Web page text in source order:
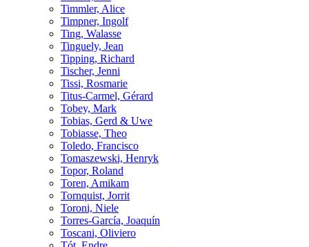
Timmler, Alice
Timpner, Ingolf
Ting, Walasse
Tinguely, Jean
Tipping, Richard
Tischer, Jenni
Tissi, Rosmarie
Titus-Carmel, Gérard
Tobey, Mark
Tobias, Gerd & Uwe
Tobiasse, Theo
Toledo, Francisco
Tomaszewski, Henryk
Topor, Roland
Toren, Amikam
Tornquist, Jorrit
Toroni, Niele
Torres-García, Joaquín
Toscani, Oliviero